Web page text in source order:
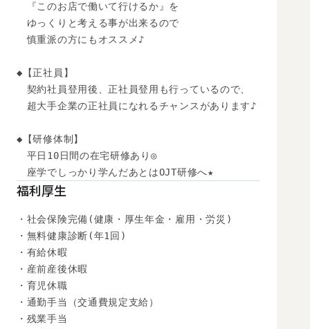
『このお店で働いて行けるか』を
ゆっくりと考える事が出来るので
慎重派の方にもオススメ♪
◆【正社員】
契約社員登用後、正社員登用も行っているので、
超大手企業の正社員になれるチャンスがあります♪
◆【研修体制】
平日10日間の在宅研修あり◎
座学でしっかり学んだあとはOJT研修へ★
福利厚生
・社会保険完備(健康・厚生年金・雇用・労災)
・無料健康診断(年1回)
・有給休暇
・産前産後休暇
・育児休職
・通勤手当（交通費規定支給）
・残業手当